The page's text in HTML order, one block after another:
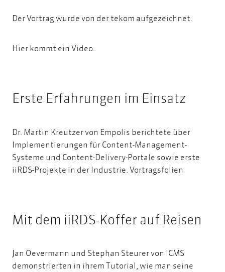
Der Vortrag wurde von der tekom aufgezeichnet.
Hier kommt ein Video.
Erste Erfahrungen im Einsatz
Dr. Martin Kreutzer von Empolis berichtete über
Implementierungen für Content-Management-
Systeme und Content-Delivery-Portale sowie erste
iiRDS-Projekte in der Industrie. Vortragsfolien
Mit dem iiRDS-Koffer auf Reisen
Jan Oevermann und Stephan Steurer von ICMS
demonstrierten in ihrem Tutorial, wie man seine